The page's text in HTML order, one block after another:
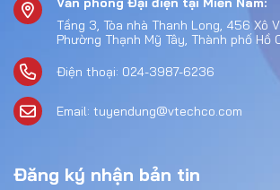
Tầng 3, Tòa nhà Thanh Long, 456 Xô
Phường Thạnh Mỹ Tây, Thành phố Hồ
Điện thoại: 024-3987-6236
Email: tuyendung@vtechco.com
Đăng ký nhận bản tin